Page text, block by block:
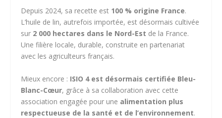
Depuis 2024, sa recette est 100 % origine France.
L’huile de lin, autrefois importée, est désormais cultivée
sur 2 000 hectares dans le Nord-Est de la France.
Une filière locale, durable, construite en partenariat
avec les agriculteurs français.
Mieux encore : ISIO 4 est désormais certifiée Bleu-
Blanc-Cœur, grâce à sa collaboration avec cette
association engagée pour une alimentation plus
respectueuse de la santé et de l’environnement.